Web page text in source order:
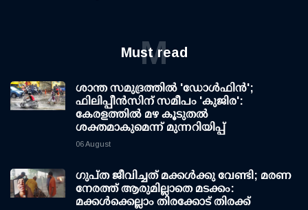
Must read
M
ശാന്ത സമുദ്രത്തില്‍ 'ഡോള്‍ഫിന്‍';
ഫിലിപ്പീന്‍സിന് സമീപം 'കുജിര':
കേരളത്തില്‍ മഴ കൂടുതല്‍
ശക്തമാകുമെന്ന് മുന്നറിയിപ്പ്
06 August
ഗുപ്ത ജീവിച്ചത് മക്കള്‍ക്കു വേണ്ടി; മരണ
നേരത്ത് ആരുമില്ലാതെ മടക്കം:
മക്കള്‍ക്കെല്ലാം തിരക്കോട് തിരക്ക്